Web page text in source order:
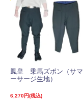
鳳皇 乗馬ズボン（サマ
ーサージ生地）
6,270円(税込)